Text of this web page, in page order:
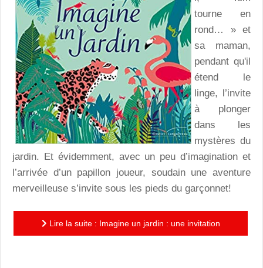
tourne en
rond… » et
sa maman,
pendant qu'il
étend le
linge, l’invite
à plonger
dans les
mystères du
jardin. Et évidemment, avec un peu d’imagination et
l’arrivée d’un papillon joueur, soudain une aventure
merveilleuse s’invite sous les pieds du garçonnet!
Lire la suite : Imagine un jardin : une invitation